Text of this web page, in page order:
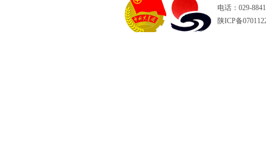
电话：029-
陕ICP备